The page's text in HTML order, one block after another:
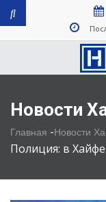
Новости
Главная -Новости
Полиция: в